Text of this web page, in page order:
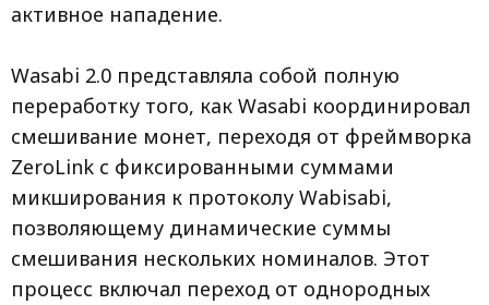
активное нападение.
Wasabi 2.0 представляла собой полную
переработку того, как Wasabi координировал
смешивание монет, переходя от фреймворка
ZeroLink с фиксированными суммами
микширования к протоколу Wabisabi,
позволяющему динамические суммы
смешивания нескольких номиналов. Этот
процесс включал переход от однородных